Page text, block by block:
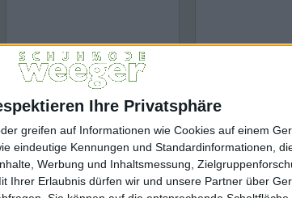
Ihre Privatsphäre
greifen auf Informationen wie Cookies auf einem
eindeutige Kennungen und Standardinformationen,
Werbung und Inhaltsmessung,
Ihrer Erlaubnis dürfen wir und unsere Partner über
64,95 EUR 64,95